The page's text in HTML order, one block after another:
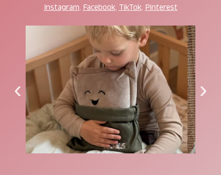
Instagram, Facebook, TikTok, Pinterest
‹ ›